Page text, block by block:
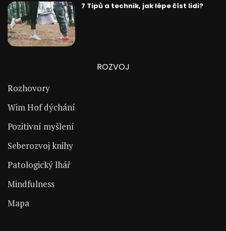
7 Tipů a technik, jak lépe číst lidi?
ROZVOJ
Rozhovory
Wim Hof dýchání
Pozitivní myšlení
Seberozvoj knihy
Patologický lhář
Mindfulness
Mapa